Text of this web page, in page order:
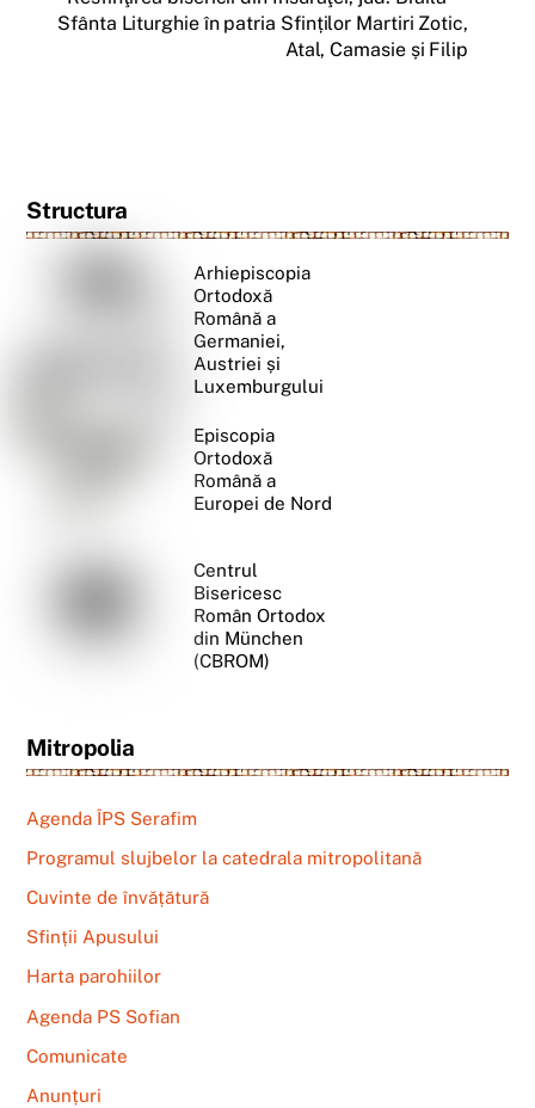
Sfânta Liturghie în patria Sfinților Martiri Zotic,
Atal, Camasie și Filip
Structura
Arhiepiscopia
Ortodoxă
Română a
Germaniei,
Austriei și
Luxemburgului
Episcopia
Ortodoxă
Română a
Europei de Nord
Centrul
Bisericesc
Român Ortodox
din München
(CBROM)
Mitropolia
Agenda ÎPS Serafim
Programul slujbelor la catedrala mitropolitană
Cuvinte de învățătură
Sfinții Apusului
Harta parohiilor
Agenda PS Sofian
Comunicate
Anunțuri